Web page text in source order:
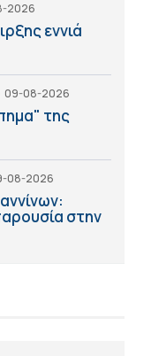
2026
εννιά
09-08-2026
της
08-2026
στην